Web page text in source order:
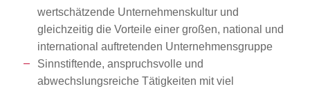
wertschätzende Unternehmenskultur und
gleichzeitig die Vorteile einer großen, national und
international auftretenden Unternehmensgruppe
Sinnstiftende, anspruchsvolle und
abwechslungsreiche Tätigkeiten mit viel